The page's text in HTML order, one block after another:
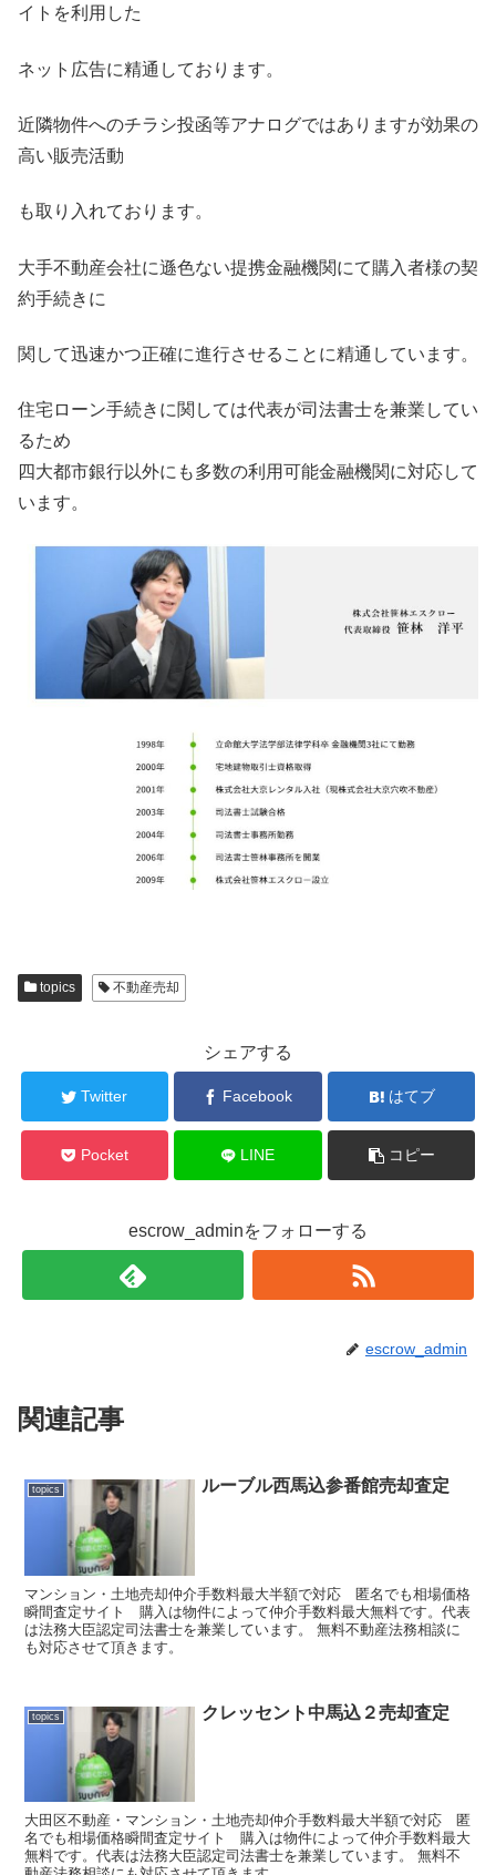
イトを利用した
ネット広告に精通しております。
近隣物件へのチラシ投函等アナログではありますが効果の
高い販売活動
も取り入れております。
大手不動産会社に遜色ない提携金融機関にて購入者様の契
約手続きに
関して迅速かつ正確に進行させることに精通しています。
住宅ローン手続きに関しては代表が司法書士を兼業してい
るため
四大都市銀行以外にも多数の利用可能金融機関に対応して
います。
topics 不動産売却
シェアする
Twitter Facebook はてブ
Pocket LINE コピー
escrow_adminをフォローする
escrow_admin
関連記事
topics ルーブル西馬込参番館売却査定
マンション・土地売却仲介手数料最大半額で対応 匿名でも相場価格
瞬間査定サイト 購入は物件によって仲介手数料最大無料です。代表
は法務大臣認定司法書士を兼業しています。 無料不動産法務相談に
も対応させて頂きます。
topics クレッセント中馬込２売却査定
大田区不動産・マンション・土地売却仲介手数料最大半額で対応 匿
名でも相場価格瞬間査定サイト 購入は物件によって仲介手数料最大
無料です。代表は法務大臣認定司法書士を兼業しています。 無料不